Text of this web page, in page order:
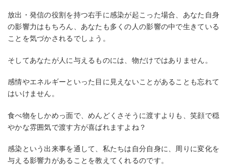
放出・発信の役割を持つ右手に感染が起こった場合、あなた自身
の影響力はもちろん、あなたも多くの人の影響の中で生きている
ことを気づかされるでしょう。
そしてあなたが人に与えるものには、物だけではありません。
感情やエネルギーといった目に見えないことがあることも忘れて
はいけません。
食べ物をしかめっ面で、めんどくさそうに渡すよりも、笑顔で穏
やかな雰囲気で渡す方が喜ばれますよね？
感染という出来事を通して、私たちは自分自身に、周りに変化を
与える影響力があることを教えてくれるのです。